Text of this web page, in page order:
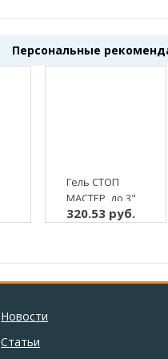
Персональные
Гель СТОП
МАСТЕР, до 3",
анаэробный
(1/50)
320.53 руб.
Новости
Статьи